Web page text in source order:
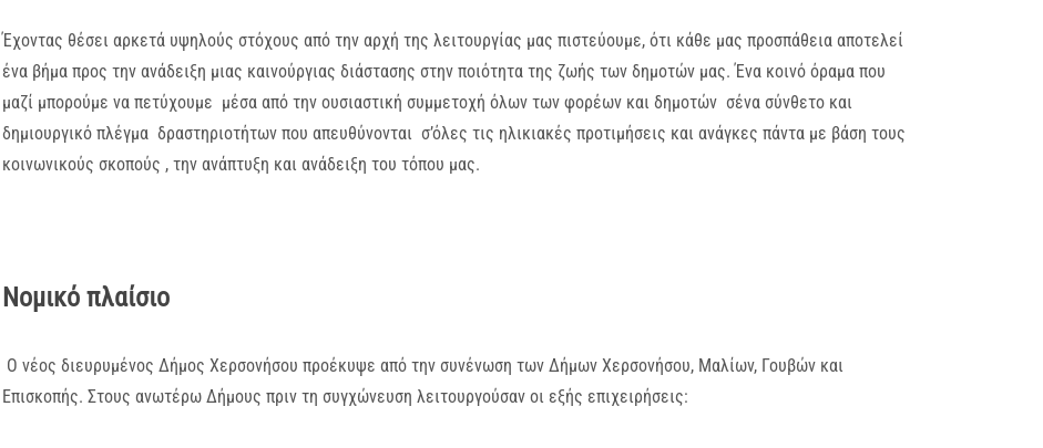
Έχοντας θέσει αρκετά υψηλούς στόχους από την αρχή της λειτουργίας μας πιστεύουμε, ότι κάθε μας προσπάθεια αποτελεί
ένα βήμα προς την ανάδειξη μιας καινούργιας διάστασης στην ποιότητα της ζωής των δημοτών μας. Ένα κοινό όραμα που
μαζί μπορούμε να πετύχουμε μέσα από την ουσιαστική συμμετοχή όλων των φορέων και δημοτών σένα σύνθετο και
δημιουργικό πλέγμα δραστηριοτήτων που απευθύνονται σ’όλες τις ηλικιακές προτιμήσεις και ανάγκες πάντα με βάση τους
κοινωνικούς σκοπούς , την ανάπτυξη και ανάδειξη του τόπου μας.
Νομικό πλαίσιο
Ο νέος διευρυμένος Δήμος Χερσονήσου προέκυψε από την συνένωση των Δήμων Χερσονήσου, Μαλίων, Γουβών και
Επισκοπής. Στους ανωτέρω Δήμους πριν τη συγχώνευση λειτουργούσαν οι εξής επιχειρήσεις: